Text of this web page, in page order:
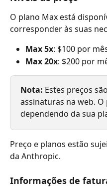
O plano Max está
corresponder às suas
Max 5x: $100 por
Max 20x: $200 por
Nota: Estes preços
assinaturas na web.
dependendo da sua
Preço e planos estão
da Anthropic.
Informações de